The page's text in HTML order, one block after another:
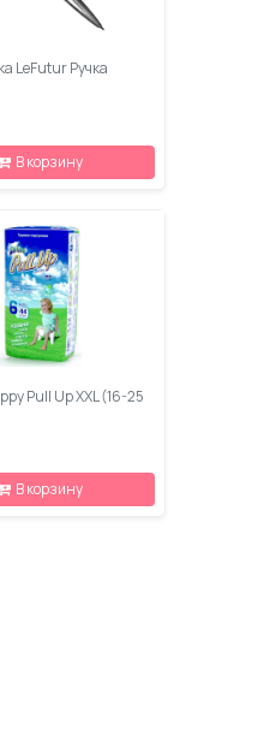
LeFutur Ручка
В корзину
Pull Up XXL (16-25
В корзину